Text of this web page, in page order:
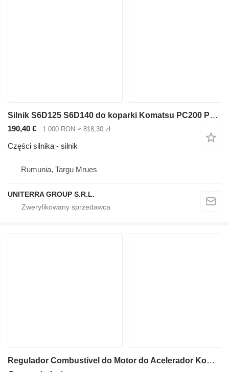
Silnik S6D125 S6D140 do koparki Komatsu PC200 PC210 PC300
190,40 € 1 000 RON ≈ 818,30 zł
Części silnika - silnik
Rumunia, Targu Mrues
UNITERRA GROUP S.R.L.
Regulador Combustível do Motor do Acelerador Komatsu PC200-6 Regulador Combustível do Motor do Acelerador 7834-40-2000 do koparki Komatsu PC200-6